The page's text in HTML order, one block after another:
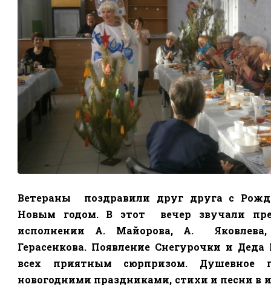
Ветераны
поздравили друг друга с
Новым годом.
В этот
вечер звучали
исполнении А. Майорова, А.
Герасенкова. Появление Снегурочки и Деда
всех приятным сюрпризом. Душевное
новогодними праздниками, стихи и песни в